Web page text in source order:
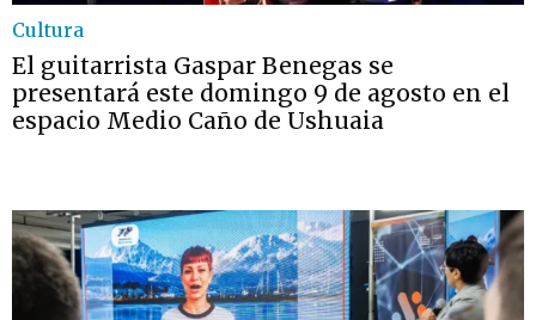
Cultura
El guitarrista Gaspar Benegas se
presentará este domingo 9 de agosto en el
espacio Medio Caño de Ushuaia